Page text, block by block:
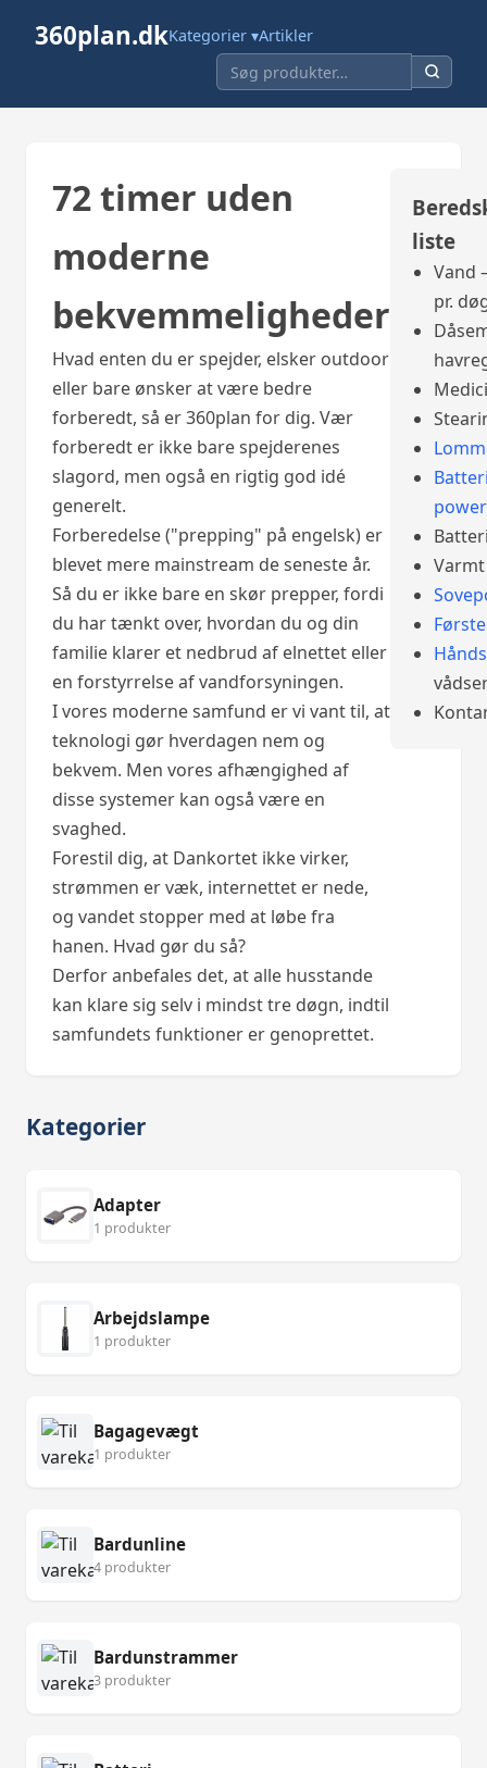
360plan.dkKategorier ▾Artikler
72 timer uden
moderne
bekvemmeligheder
Hvad enten du er spejder, elsker outdoor
eller bare ønsker at være bedre
forberedt, så er 360plan for dig. Vær
forberedt er ikke bare spejderenes
slagord, men også en rigtig god idé
generelt.
Forberedelse ("prepping" på engelsk) er
blevet mere mainstream de seneste år.
Så du er ikke bare en skør prepper, fordi
du har tænkt over, hvordan du og din
familie klarer et nedbrud af elnettet eller
en forstyrrelse af vandforsyningen.
I vores moderne samfund er vi vant til, at
teknologi gør hverdagen nem og
bekvem. Men vores afhængighed af
disse systemer kan også være en
svaghed.
Forestil dig, at Dankortet ikke virker,
strømmen er væk, internettet er nede,
og vandet stopper med at løbe fra
hanen. Hvad gør du så?
Derfor anbefales det, at alle husstande
kan klare sig selv i mindst tre døgn, indtil
samfundets funktioner er genoprettet.
liste
Vand
pr.
Kategorier
Adapter
1 produkter
Arbejdslampe
1 produkter
Bagagevægt
1 produkter
Bardunline
4 produkter
Bardunstrammer
3 produkter